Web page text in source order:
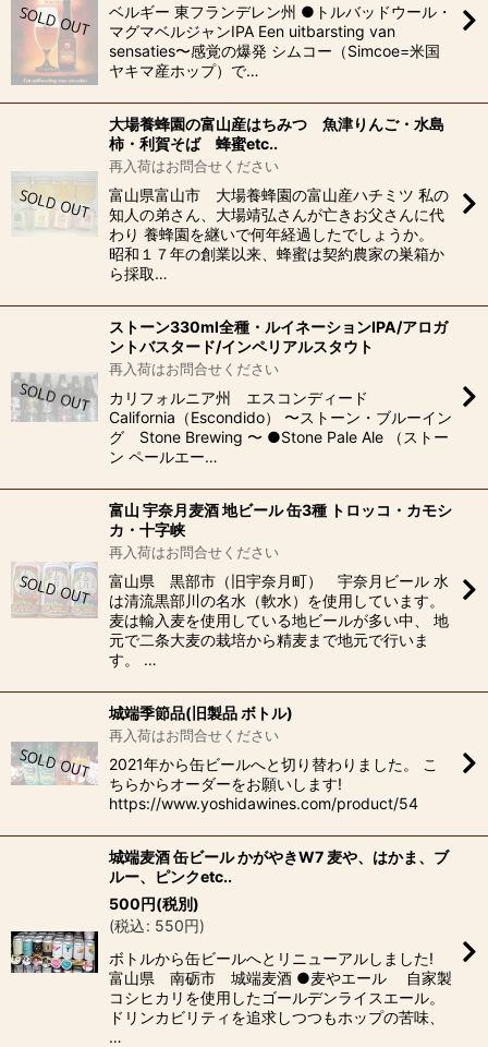
ベルギー 東フランデレン州 ●トルバッドウール・
マグマベルジャンIPA Een uitbarsting van
sensaties〜感覚の爆発 シムコー（Simcoe=米国
ヤキマ産ホップ）で…
大場養蜂園の富山産はちみつ 魚津りんご・水島
柿・利賀そば 蜂蜜etc..
再入荷はお問合せください
富山県富山市 大場養蜂園の富山産ハチミツ 私の
知人の弟さん、大場靖弘さんが亡きお父さんに代
わり 養蜂園を継いで何年経過したでしょうか。
昭和１７年の創業以来、蜂蜜は契約農家の巣箱か
ら採取…
ストーン330ml全種・ルイネーションIPA/アロガ
ントバスタード/インペリアルスタウト
再入荷はお問合せください
カリフォルニア州 エスコンディード
California（Escondido） 〜ストーン・ブルーイン
グ Stone Brewing 〜 ●Stone Pale Ale （ストー
ン ペールエー…
富山 宇奈月麦酒 地ビール 缶3種 トロッコ・カモシ
カ・十字峡
再入荷はお問合せください
富山県 黒部市（旧宇奈月町） 宇奈月ビール 水
は清流黒部川の名水（軟水）を使用しています。
麦は輸入麦を使用している地ビールが多い中、 地
元で二条大麦の栽培から精麦まで地元で行いま
す。 …
城端季節品(旧製品 ボトル)
再入荷はお問合せください
2021年から缶ビールへと切り替わりました。 こ
ちらからオーダーをお願いします!
https://www.yoshidawines.com/product/54
城端麦酒 缶ビール かがやきW7 麦や、はかま、ブ
ルー、ピンクetc..
500円(税別)
(税込: 550円)
ボトルから缶ビールへとリニューアルしました!
富山県 南砺市 城端麦酒 ●麦やエール 自家製
コシヒカリを使用したゴールデンライスエール。
ドリンカビリティを追求しつつもホップの苦味、
…